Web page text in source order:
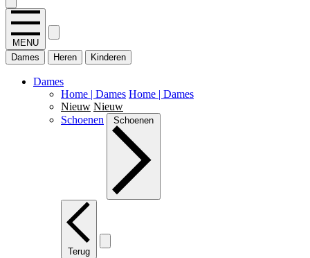
MENU
Dames
Heren Kinderen
Dames
Home | Dames Home | Dames
Nieuw Nieuw
Schoenen
Schoenen
Terug